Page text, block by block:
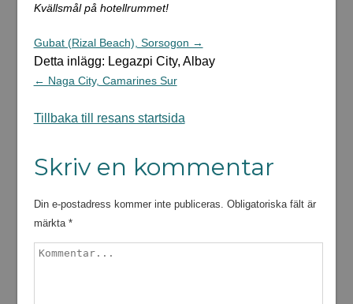
Kvällsmål på hotellrummet!
Gubat (Rizal Beach), Sorsogon →
Detta inlägg: Legazpi City, Albay
← Naga City, Camarines Sur
Tillbaka till resans startsida
Skriv en kommentar
Din e-postadress kommer inte publiceras. Obligatoriska fält är
märkta *